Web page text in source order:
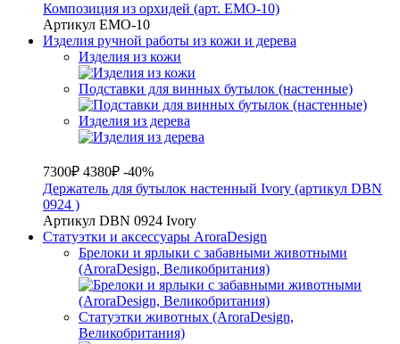
Композиция из орхидей (арт. EMO-10)
Артикул EMO-10
Изделия ручной работы из кожи и дерева
Изделия из кожи
Подставки для винных бутылок (настенные)
Изделия из дерева
7300₽ 4380₽ -40%
Держатель для бутылок настенный Ivory (артикул DBN
0924 )
Артикул DBN 0924 Ivory
Статуэтки и аксессуары AroraDesign
Брелоки и ярлыки с забавными животными
(AroraDesign, Великобритания)
Статуэтки животных (AroraDesign,
Великобритания)